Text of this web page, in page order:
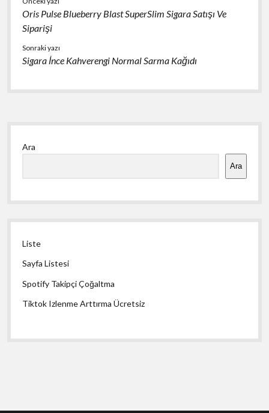
Oris Pulse Blueberry Blast SuperSlim Sigara Satışı Ve
Siparişi
Sonraki yazı
Sigara İnce Kahverengi Normal Sarma Kağıdı
Yan
Menü
Ara
Ara
Liste
Sayfa Listesi
Spotify Takipçi Çoğaltma
Tiktok Izlenme Arttırma Ücretsiz